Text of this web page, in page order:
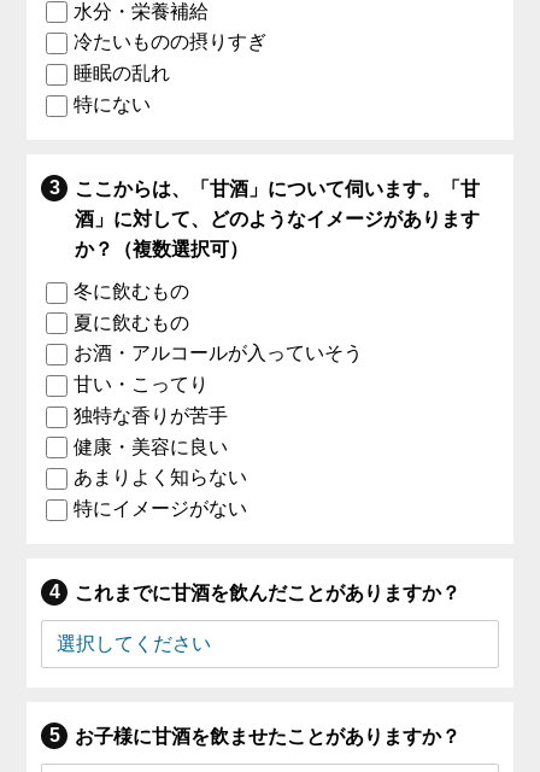
水分・栄養補給
冷たいものの摂りすぎ
睡眠の乱れ
特にない
ここからは、「甘酒」について伺います。「甘
酒」に対して、どのようなイメージがあります
か？（複数選択可）
冬に飲むもの
夏に飲むもの
お酒・アルコールが入っていそう
甘い・こってり
独特な香りが苦手
健康・美容に良い
あまりよく知らない
特にイメージがない
これまでに甘酒を飲んだことがありますか？
お子様に甘酒を飲ませたことがありますか？